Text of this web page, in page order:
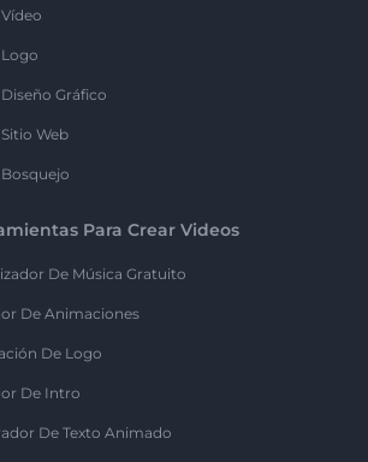
Vídeo
Logo
Diseño Gráfico
Sitio Web
Bosquejo
Para Crear Videos
De Música Gratuito
De Animaciones
De Logo
De Intro
De Texto Animado